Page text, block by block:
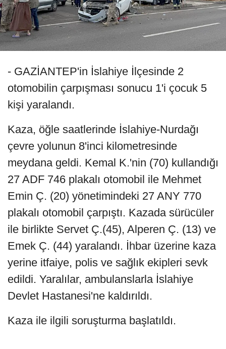
- GAZİANTEP'in İslahiye İlçesinde 2
otomobilin çarpışması sonucu 1'i çocuk 5
kişi yaralandı.
Kaza, öğle saatlerinde İslahiye-Nurdağı
çevre yolunun 8'inci kilometresinde
meydana geldi. Kemal K.'nin (70) kullandığı
27 ADF 746 plakalı otomobil ile Mehmet
Emin Ç. (20) yönetimindeki 27 ANY 770
plakalı otomobil çarpıştı. Kazada sürücüler
ile birlikte Servet Ç.(45), Alperen Ç. (13) ve
Emek Ç. (44) yaralandı. İhbar üzerine kaza
yerine itfaiye, polis ve sağlık ekipleri sevk
edildi. Yaralılar, ambulanslarla İslahiye
Devlet Hastanesi'ne kaldırıldı.
Kaza ile ilgili soruşturma başlatıldı.